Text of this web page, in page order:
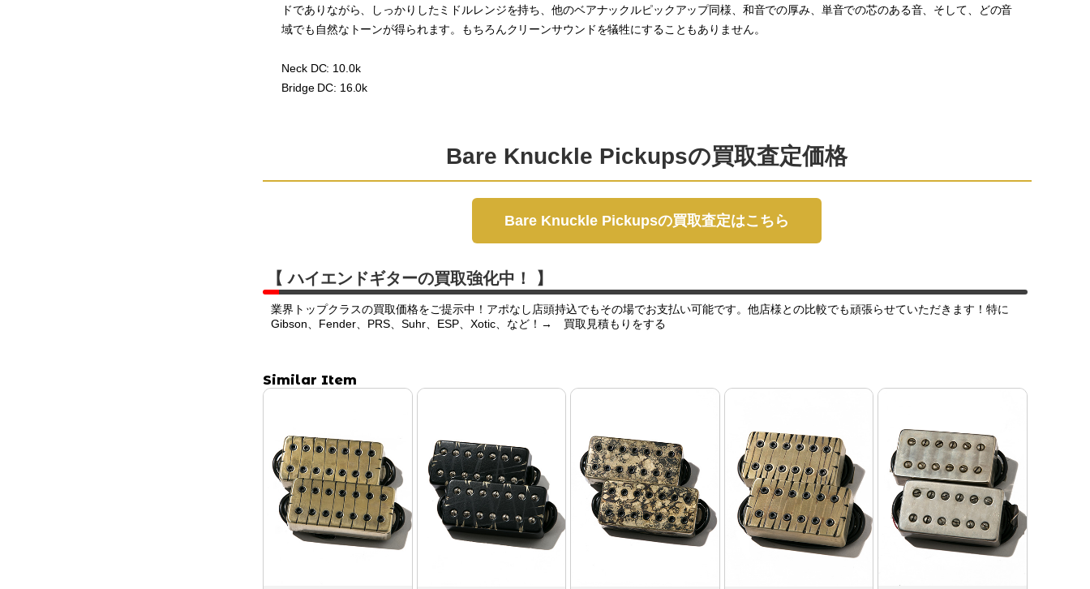
ドでありながら、しっかりしたミドルレンジを持ち、他のベアナックルピックアップ同様、和音での厚み、単音での芯のある音、そして、どの音
域でも自然なトーンが得られます。もちろんクリーンサウンドを犠牲にすることもありません。
Neck DC: 10.0k
Bridge DC: 16.0k
Bare Knuckle Pickupsの買取査定価格
Bare Knuckle Pickupsの買取査定はこちら
【 ハイエンドギターの買取強化中！ 】
業界トップクラスの買取価格をご提示中！アポなし店頭持込でもその場でお支払い可能です。他店様との比較でも頑張らせていただきます！特に
Gibson、Fender、PRS、Suhr、ESP、Xotic、など！→ 買取見積もりをする
Similar Item